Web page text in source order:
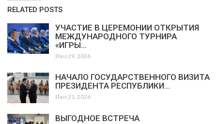
RELATED POSTS
УЧАСТИЕ В ЦЕРЕМОНИИ ОТКРЫТИЯ
МЕЖДУНАРОДНОГО ТУРНИРА
«ИГРЫ…
Июл 29, 2026
НАЧАЛО ГОСУДАРСТВЕННОГО ВИЗИТА
ПРЕЗИДЕНТА РЕСПУБЛИКИ…
Июл 21, 2026
ВЫГОДНОЕ ВСТРЕЧА